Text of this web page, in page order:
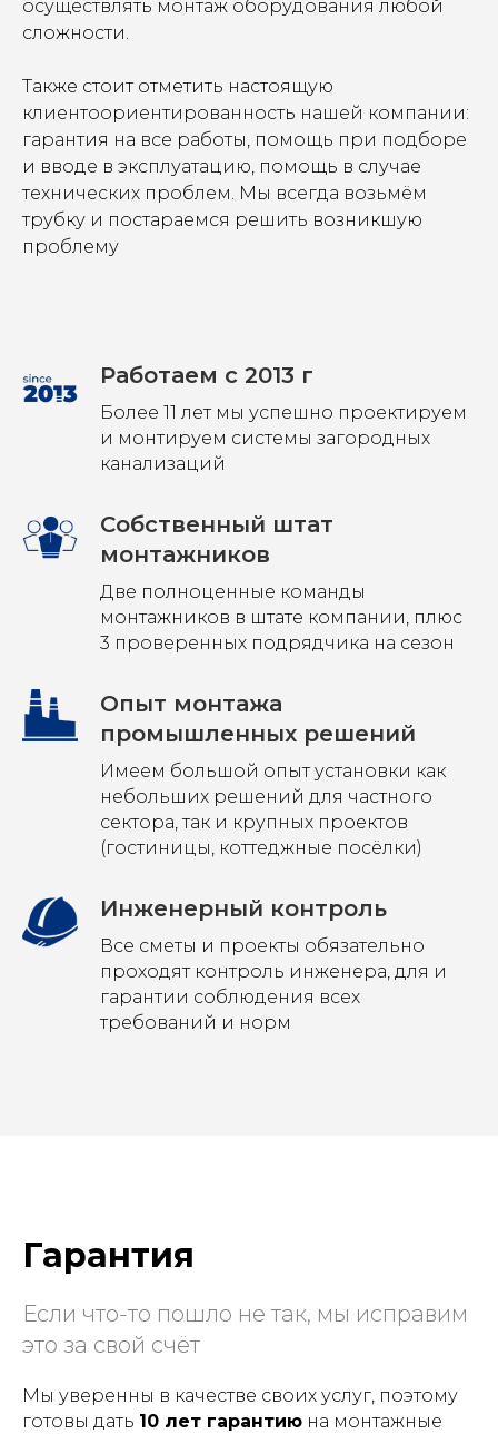
осуществлять монтаж оборудования любой
сложности.
Также стоит отметить настоящую
клиентоориентированность нашей компании:
гарантия на все работы, помощь при подборе
и вводе в эксплуатацию, помощь в случае
технических проблем. Мы всегда возьмём
трубку и постараемся решить возникшую
проблему
Работаем с 2013 г
Более 11 лет мы успешно проектируем
и монтируем системы загородных
канализаций
Собственный штат
монтажников
Две полноценные команды
монтажников в штате компании, плюс
3 проверенных подрядчика на сезон
Опыт монтажа
промышленных решений
Имеем большой опыт установки как
небольших решений для частного
сектора, так и крупных проектов
(гостиницы, коттеджные посёлки)
Инженерный контроль
Все сметы и проекты обязательно
проходят контроль инженера, для и
гарантии соблюдения всех
требований и норм
Гарантия
Если что-то пошло не так, мы исправим
это за свой счёт
Мы уверенны в качестве своих услуг, поэтому
готовы дать 10 лет гарантию на монтажные